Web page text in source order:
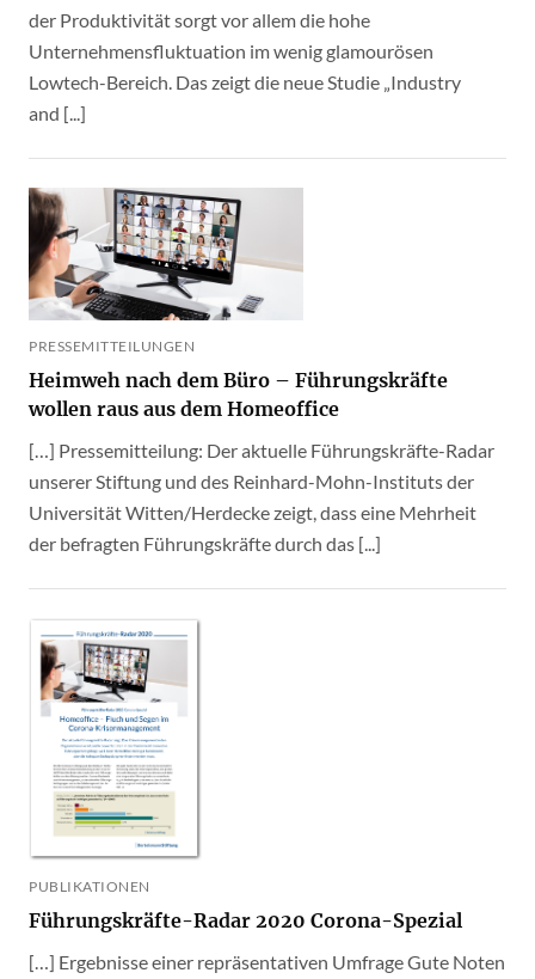
der Produktivität sorgt vor allem die hohe
Unternehmensfluktuation im wenig glamourösen
Lowtech-Bereich. Das zeigt die neue Studie „Industry
and [...]
PRESSEMITTEILUNGEN
Heimweh nach dem Büro – Führungskräfte
wollen raus aus dem Homeoffice
[…] Pressemitteilung: Der aktuelle Führungskräfte-Radar
unserer Stiftung und des Reinhard-Mohn-Instituts der
Universität Witten/Herdecke zeigt, dass eine Mehrheit
der befragten Führungskräfte durch das [...]
PUBLIKATIONEN
Führungskräfte-Radar 2020 Corona-Spezial
[…] Ergebnisse einer repräsentativen Umfrage Gute Noten